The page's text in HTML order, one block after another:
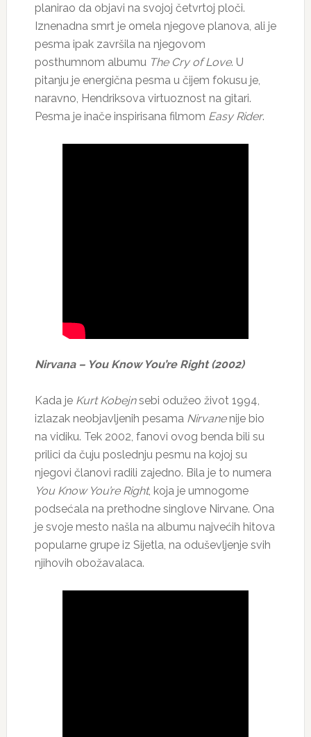
planirao da objavi na svojoj četvrtoj ploči.
Iznenadna smrt je omela njegove planova, ali je
pesma ipak završila na njegovom
posthumnom albumu The Cry of Love. U
pitanju je energična pesma u čijem fokusu je,
naravno, Hendriksova virtuoznost na gitari.
Pesma je inače inspirisana filmom Easy Rider.
Nirvana – You Know You’re Right (2002)
Kada je Kurt Kobejnsebi odužeo život 1994,
izlazak neobjavljenih pesama Nirvanenije bio
na vidiku. Tek 2002, fanovi ovog benda bili su
prilici da čuju poslednju pesmu na kojoj su
njegovi članovi radili zajedno. Bila je to numera
You Know You’re Right, koja je umnogome
podsećala na prethodne singlove Nirvane. Ona
je svoje mesto našla na albumu najvećih hitova
popularne grupe iz Sijetla, na oduševljenje svih
njihovih obožavalaca.